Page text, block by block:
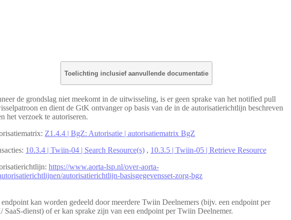
Toelichting inclusief aanvullende documentatie
de grondslag niet meekomt in de uitwisseling, is er geen sprake van het notified pull
en dient de GtK ontvanger op basis van de in de autorisatierichtlijn beschreven
het verzoek te autoriseren.
Z1.4.4 | BgZ: Autorisatie | autorisatiematrix BgZ
10.3.4 | Twiin-04 | Search Resource(s) , 10.3.5 | Twiin-05 | Retrieve Resource
https://www.aorta-lsp.nl/over-aorta-
autorisatierichtlijn-basisgegevensset-zorg-bgz
endpoint kan worden gedeeld door meerdere Twiin Deelnemers (bijv. een endpoint per
SaaS-dienst) of er kan sprake zijn van een endpoint per Twiin Deelnemer.